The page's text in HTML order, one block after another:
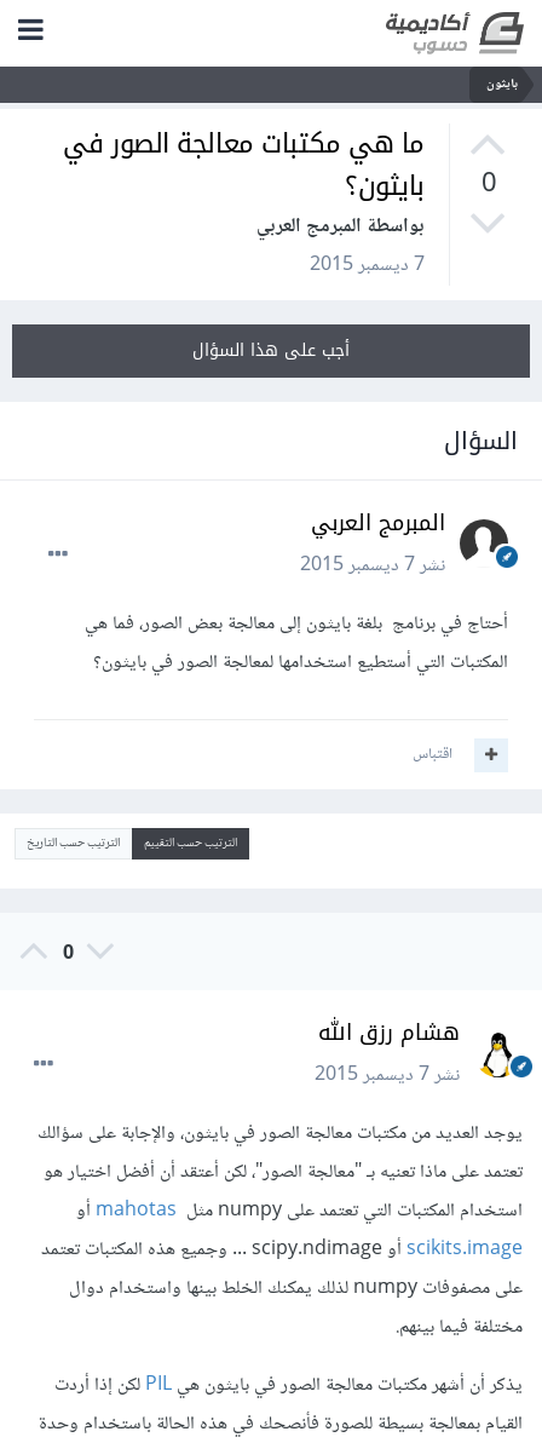
بايثون
0
ما هي مكتبات معالجة الصور في
بايثون؟
بواسطة المبرمج العربي
7 ديسمبر 2015
أجب على هذا السؤال
السؤال
المبرمج العربي
نشر7 ديسمبر 2015
أحتاج في برنامج بلغة بايثون إلى معالجة بعض الصور، فما هي
المكتبات التي أستطيع استخدامها لمعالجة الصور في بايثون؟
اقتباس
الترتيب حسب التقييم الترتيب حسب التاريخ
0
هشام رزق الله
نشر7 ديسمبر 2015
يوجد العديد من مكتبات معالجة الصور في بايثون، والإجابة على سؤالك
تعتمد على ماذا تعنيه بـ "معالجة الصور"، لكن أعتقد أن أفضل اختيار هو
استخدام المكتبات التي تعتمد على numpy مثل
mahotasأو
scikits.image
أو scipy.ndimage ... وجميع هذه المكتبات تعتمد
على مصفوفات numpy لذلك يمكنك الخلط بينها واستخدام دوال
مختلفة فيما بينهم.
يذكر أن أشهر مكتبات معالجة الصور في بايثون هيPILلكن إذا أردت
القيام بمعالجة بسيطة للصورة فأنصحك في هذه الحالة باستخدام وحدة